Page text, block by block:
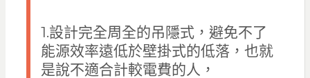
1.設計完全周全的吊隱式，避免不了
能源效率遠低於壁掛式的低落，也就
是說不適合計較電費的人，